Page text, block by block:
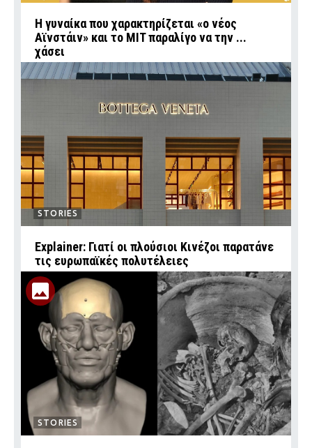
Η γυναίκα που χαρακτηρίζεται «ο νέος
Αϊνστάιν» και το MIT παραλίγο να την ...
χάσει
STORIES
Explainer: Γιατί οι πλούσιοι Κινέζοι παρατάνε
τις ευρωπαϊκές πολυτέλειες
STORIES